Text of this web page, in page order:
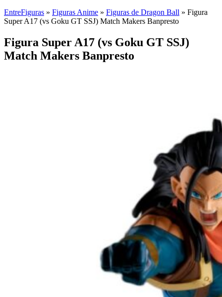
EntreFiguras » Figuras Anime » Figuras de Dragon Ball » Figura
Super A17 (vs Goku GT SSJ) Match Makers Banpresto
Figura Super A17 (vs Goku GT SSJ)
Match Makers Banpresto